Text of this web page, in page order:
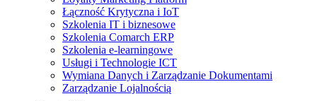
Łączność Krytyczna i IoT
Szkolenia IT i biznesowe
Szkolenia Comarch ERP
Szkolenia e-learningowe
Usługi i Technologie ICT
Wymiana Danych i Zarządzanie Dokumentami
Zarządzanie Lojalnością